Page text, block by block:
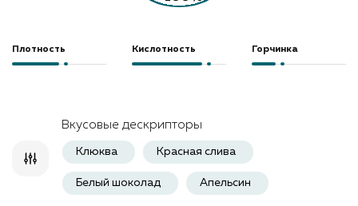
Плотность Кислотность Горчинка
Вкусовые дескрипторы
клюква красная слива
белый шоколад апельсин